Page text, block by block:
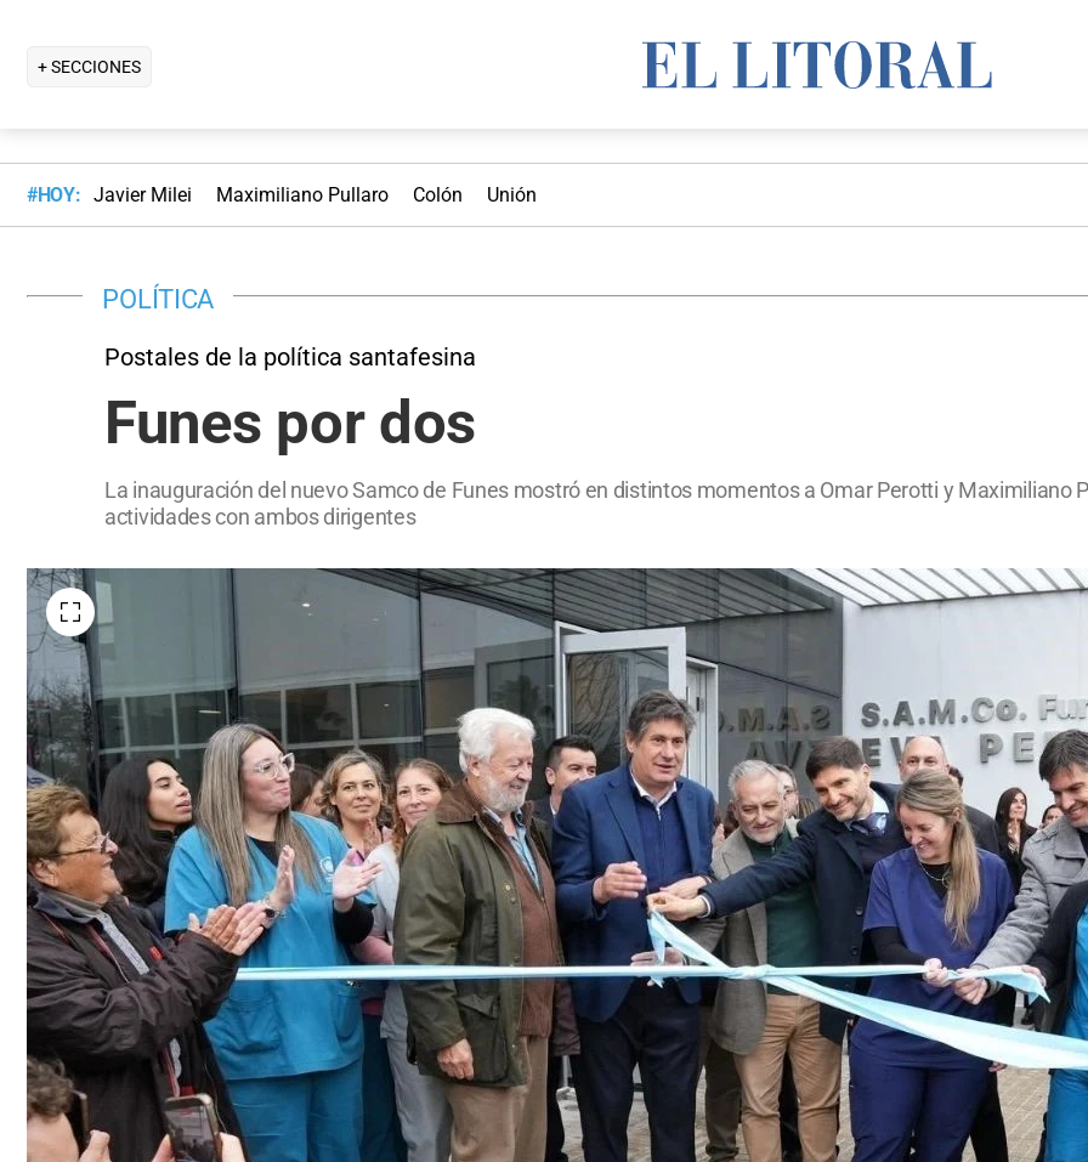
+ SECCIONES
#HOY: Javier Milei Maximiliano Pullaro Colón Unión
POLÍTICA
Postales de la política santafesina
Funes por dos
La inauguración del nuevo Samco de Funes mostró en distintos momentos a Omar Perotti y Maximiliano
actividades con ambos dirigentes